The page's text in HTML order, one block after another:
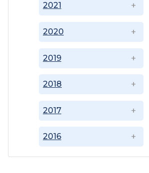
2016
2017
2018
2019
2020
2021